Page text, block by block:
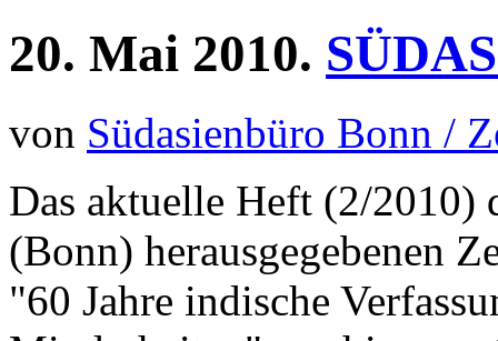
20. Mai 2010.
von Südasienbüro Bonn /
Das aktuelle Heft (2/2010)
(Bonn) herausgegebenen
"60 Jahre indische